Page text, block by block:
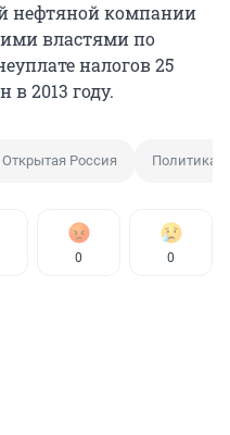
нефтяной компании
властями по
налогов 25
в 2013 году.
Открытая Россия Политика
0 0